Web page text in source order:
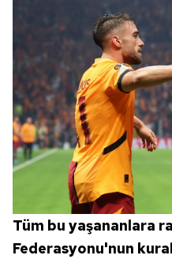
Tüm bu yaşananlara
Federasyonu'nun